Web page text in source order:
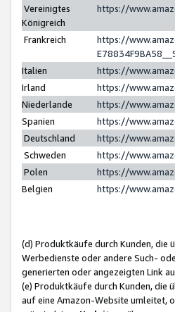
Vereinigtes
Königreich
https://
Frankreich
https://
Italien
https://
Irland
https://
Niederlande
https://
Spanien
https://
Deutschland
https://
Schweden
https://
Polen
https://
Belgien
https://
(d) Produktkäufe durch Kunden, die
Werbedienste oder andere Such-
generierten oder angezeigten Link
(e) Produktkäufe durch Kunden, die
auf eine Amazon-Website umleitet,